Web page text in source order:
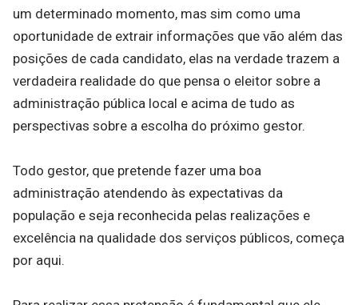
um determinado momento, mas sim como uma
oportunidade de extrair informações que vão além das
posições de cada candidato, elas na verdade trazem a
verdadeira realidade do que pensa o eleitor sobre a
administração pública local e acima de tudo as
perspectivas sobre a escolha do próximo gestor.
Todo gestor, que pretende fazer uma boa
administração atendendo às expectativas da
população e seja reconhecida pelas realizações e
excelência na qualidade dos serviços públicos, começa
por aqui.